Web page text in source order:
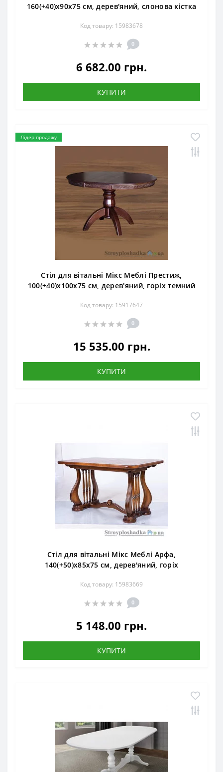
160(+40)x90x75 см, дерев'яний, слонова кістка
Код товару: 15983678
0
6 682.00 грн.
КУПИТИ
Лідер продажу
Стіл для вітальні Мікс Меблі Престиж,
100(+40)х100х75 см, дерев'яний, горіх темний
Код товару: 15917647
0
15 535.00 грн.
КУПИТИ
Стіл для вітальні Мікс Меблі Арфа,
140(+50)x85x75 см, дерев'яний, горіх
Код товару: 15983669
0
5 148.00 грн.
КУПИТИ